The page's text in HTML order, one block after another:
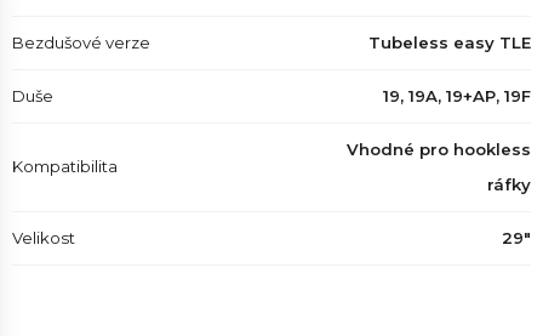
Bezdušové verze Tubeless easy TLE
Duše 19, 19A, 19+AP, 19F
Kompatibilita
Vhodné pro hookless
ráfky
Velikost 29"